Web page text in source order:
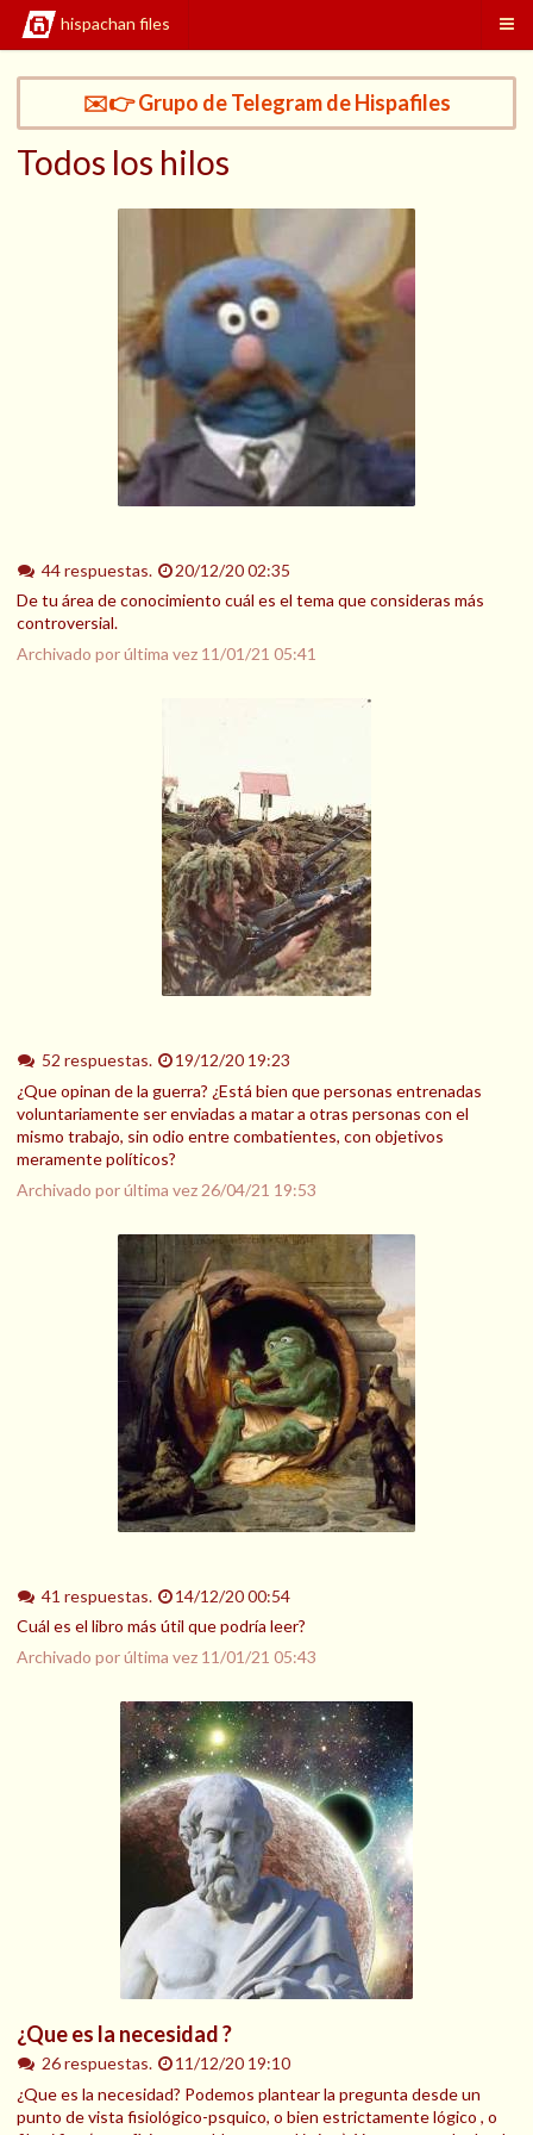
hispachan files
✉️👉 Grupo de Telegram de Hispafiles
Todos los hilos
44 respuestas.
20/12/20 02:35
De tu área de conocimiento cuál es el tema que consideras más
controversial.
Archivado por última vez 11/01/21 05:41
52 respuestas.
19/12/20 19:23
¿Que opinan de la guerra? ¿Está bien que personas entrenadas
voluntariamente ser enviadas a matar a otras personas con el
mismo trabajo, sin odio entre combatientes, con objetivos
meramente políticos?
Archivado por última vez 26/04/21 19:53
41 respuestas.
14/12/20 00:54
Cuál es el libro más útil que podría leer?
Archivado por última vez 11/01/21 05:43
¿Que es la necesidad ?
26 respuestas.
11/12/20 19:10
¿Que es la necesidad? Podemos plantear la pregunta desde un
punto de vista fisiológico-psquico, o bien estrictamente lógico , o